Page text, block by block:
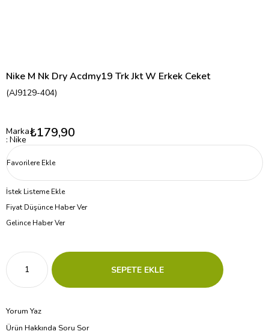
Nike M Nk Dry Acdmy19 Trk Jkt W Erkek Ceket
(AJ9129-404)
Marka
: Nike ₺179,90
Favorilere Ekle
İstek Listeme Ekle
Fiyat Düşünce Haber Ver
Gelince Haber Ver
Yorum Yaz
Ürün Hakkında Soru Sor